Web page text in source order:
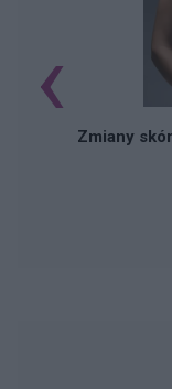
Zmiany
‹